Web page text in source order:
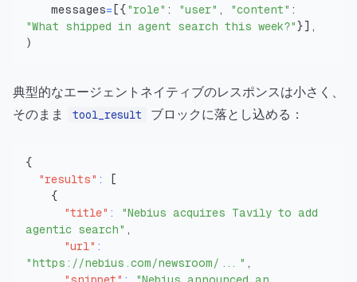
    messages
= [{ "role" : "user" , "content" :
"What shipped in agent search this week?" }] ,
)
典型的なエージェントネイティブのレスポンスは小さく、
そのまま
tool_result ブロックに落とし込める：
{
"results" :
[
{
"title" :
"Nebius acquires Tavily to add
agentic search" ,
"url" :
"https://nebius.com/newsroom/..." ,